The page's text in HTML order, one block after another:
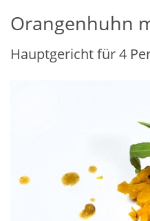
Orangenhuhn
Hauptgericht für 4